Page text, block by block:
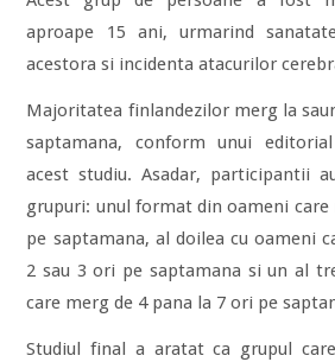
aproape 15 ani, urmarind
acestora si incidenta atacurilor
Majoritatea finlandezilor merg la
saptamana, conform unui
acest studiu. Asadar, participantii
grupuri: unul format din oameni care
pe saptamana, al doilea cu oameni
2 sau 3 ori pe saptamana si un al
care merg de 4 pana la 7 ori pe
Studiul final a aratat ca grupul